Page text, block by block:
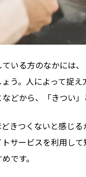
いる方のなかには
う。人によって捉
どから、「きつい
きつくないと感じ
サービスを利用し
です。